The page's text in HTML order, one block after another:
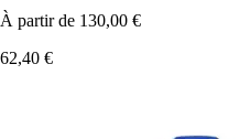
À partir de 130,00 €
62,40 €